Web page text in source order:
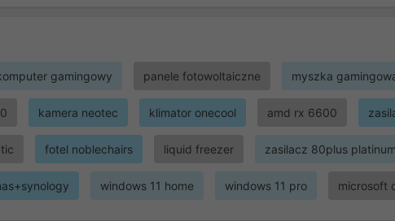
gamingowy panele fotowoltaiczne myszka
kamera neotec klimator onecool amd rx 6600
fotel noblechairs liquid freezer zasilacz 80plus platinum
windows 11 home windows 11 pro microsoft